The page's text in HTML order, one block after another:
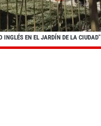
INGLÉS EN EL JARDÍN DE LA CIUDAD"